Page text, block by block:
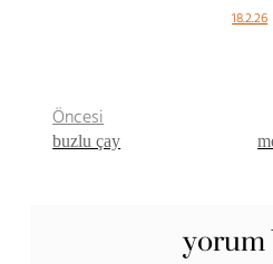
18.2.26
Öncesi
buzlu çay
yorum